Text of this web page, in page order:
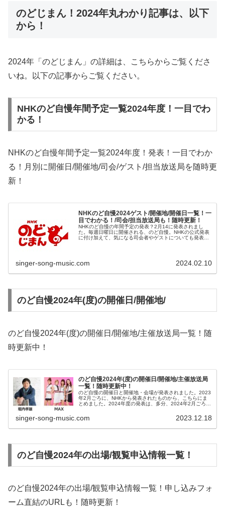
のどじまん！2024年丸わかり記事は、以下
から！
2024年「のどじまん」の詳細は、こちらからご覧くださ
いね。以下の記事からご覧ください。
NHKのど自慢年間予定一覧2024年度！一目でわ
かる！
NHKのど自慢年間予定一覧2024年度！発表！一目でわか
る！月別に開催日/開催地/司会/ゲスト/担当放送局を随時更
新！
NHKのど自慢2024ゲスト/開催地/開催日一覧！一
目でわかる！/司会/担当放送局も！随時更新！
NHKのど自慢の年間予定の発表？2月14に発表されまし
た。毎週日曜日に開催される、のど自慢。NHKの公式発表
に付け加えて、気になる司会者やゲストについても発表さ
singer-song-music.com 2024.02.10
のど自慢2024年(度)の開催日/開催地/
のど自慢2024年(度)の開催日/開催地/主催放送局一覧！随
時更新中！
のど自慢2024年(度)の開催日/開催地/主催放送局
一覧！随時更新中！
のど自慢の開催日と開催地・会場が発表されました。2023
年2月ごろに、NHKから発表されたものから、こちらにま
とめました。2024年度の発表は、多分、2024年2月ごろと
singer-song-music.com 2023.12.18
のど自慢2024年の出場/観覧申込情報一覧！
のど自慢2024年の出場/観覧申込情報一覧！申し込みフォ
ーム直結のURLも！随時更新！